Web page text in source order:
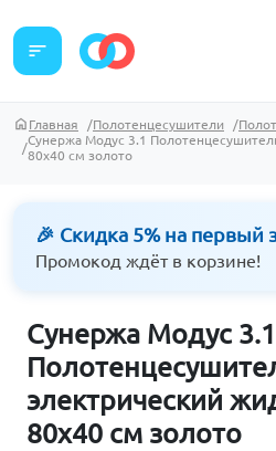
sort
Главная Полотенцесушители
Сунержа Модус 3.1
80х40 см золото
🎉 Скидка 5% на первый
Промокод ждёт в корзине!
Сунержа Модус 3.1
электрический
80х40 см золото